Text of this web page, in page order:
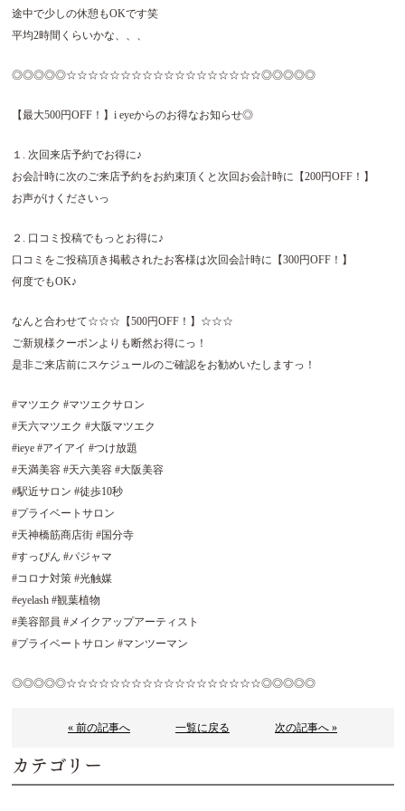
途中で少しの休憩もOKです笑
平均2時間くらいかな、、、
◎◎◎◎◎☆☆☆☆☆☆☆☆☆☆☆☆☆☆☆☆☆☆◎◎◎◎◎
【最大500円OFF！】i eyeからのお得なお知らせ◎
１. 次回来店予約でお得に♪
お会計時に次のご来店予約をお約束頂くと次回お会計時に【200円OFF！】
お声がけくださいっ
２. 口コミ投稿でもっとお得に♪
口コミをご投稿頂き掲載されたお客様は次回会計時に【300円OFF！】
何度でもOK♪
なんと合わせて☆☆☆【500円OFF！】☆☆☆
ご新規様クーポンよりも断然お得にっ！
是非ご来店前にスケジュールのご確認をお勧めいたしますっ！
#マツエク #マツエクサロン
#天六マツエク #大阪マツエク
#ieye #アイアイ #つけ放題
#天満美容 #天六美容 #大阪美容
#駅近サロン #徒歩10秒
#プライベートサロン
#天神橋筋商店街 #国分寺
#すっぴん #パジャマ
#コロナ対策 #光触媒
#eyelash #観葉植物
#美容部員 #メイクアップアーティスト
#プライベートサロン #マンツーマン
◎◎◎◎◎☆☆☆☆☆☆☆☆☆☆☆☆☆☆☆☆☆☆◎◎◎◎◎
« 前の記事へ 一覧に戻る 次の記事へ »
カテゴリー